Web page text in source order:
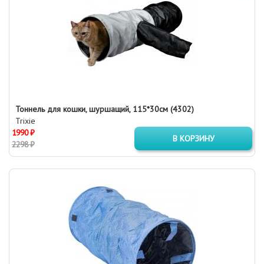
Тоннель для кошки, шуршащий, 115*30см (4302)
Trixie
1990 ₽
2298 ₽
В КОРЗИНУ